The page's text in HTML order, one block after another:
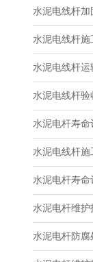
水泥电线杆加
水泥电线杆施
水泥电线杆运
水泥电线杆验
水泥电杆寿命
水泥电线杆施
水泥电杆寿命
水泥电杆维护
水泥电杆防腐